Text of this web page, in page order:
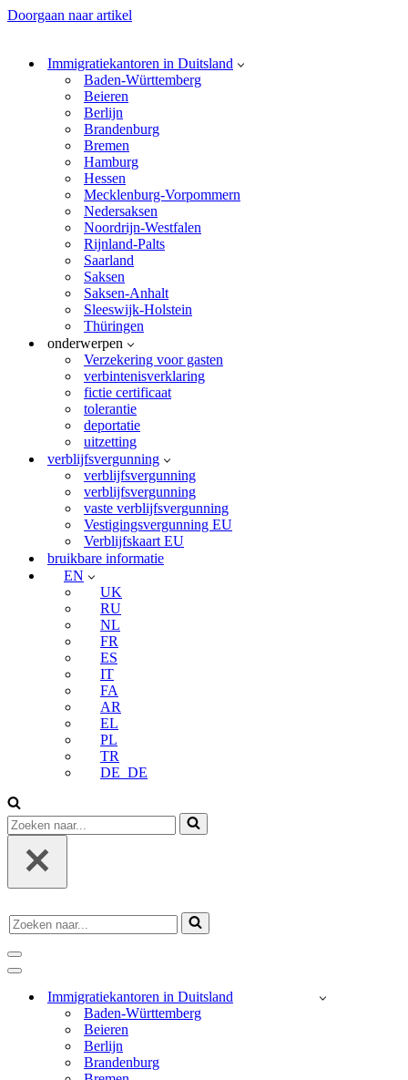
Doorgaan naar artikel
Immigratiekantoren in Duitsland
Baden-Württemberg
Beieren
Berlijn
Brandenburg
Bremen
Hamburg
Hessen
Mecklenburg-Vorpommern
Nedersaksen
Noordrijn-Westfalen
Rijnland-Palts
Saarland
Saksen
Saksen-Anhalt
Sleeswijk-Holstein
Thüringen
onderwerpen
Verzekering voor gasten
verbintenisverklaring
fictie certificaat
tolerantie
deportatie
uitzetting
verblijfsvergunning
verblijfsvergunning
verblijfsvergunning
vaste verblijfsvergunning
Vestigingsvergunning EU
Verblijfskaart EU
bruikbare informatie
EN
UK
RU
NL
FR
ES
IT
FA
AR
EL
PL
TR
DE_DE
Zoeken
naar...
Zoeken
naar...
navigatie
menu
navigatie
Immigratiekantoren in Duitsland
Baden-Württemberg
Beieren
Berlijn
Brandenburg